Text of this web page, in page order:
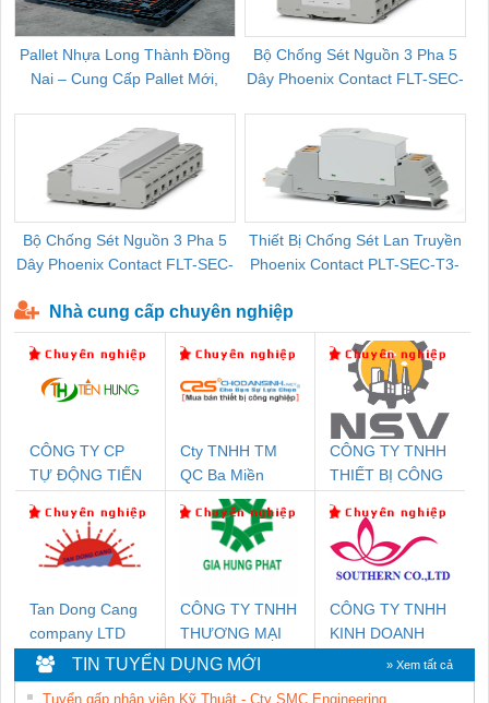
Pallet Nhựa Long Thành Đồng
Nai – Cung Cấp Pallet Mới,
Bộ Chống Sét Nguồn 3 Pha 5
Dây Phoenix Contact FLT-SEC-
Bộ Chống Sét Nguồn 3 Pha 5
Dây Phoenix Contact FLT-SEC-
Thiết Bị Chống Sét Lan Truyền
Phoenix Contact PLT-SEC-T3-
Nhà cung cấp chuyên nghiệp
CÔNG TY CP
TỰ ĐỘNG TIẾN
Cty TNHH TM
QC Ba Miền
CÔNG TY TNHH
THIẾT BỊ CÔNG
SETSUBI VIỆT
NAM
Tan Dong Cang
company LTD
CÔNG TY TNHH
THƯƠNG MẠI
DỊCH VỤ KỸ
THUẬT ĐIỆN CƠ
CÔNG TY TNHH
KINH DOANH
DỊCH VỤ XNK
PHƯƠNG NAM
TIN TUYỂN DỤNG MỚI » Xem tất cả
Tuyển gấp nhân viên Kỹ Thuật - Cty SMC Engineering